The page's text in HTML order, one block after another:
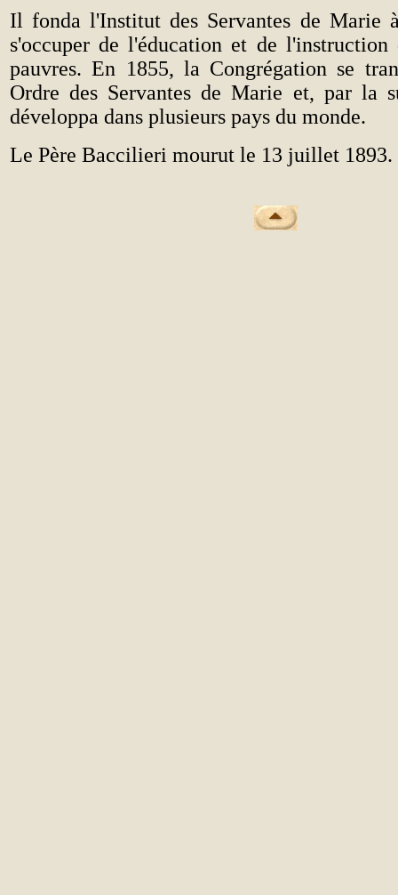
Il fonda l'Institut des Servantes de Marie
s'occuper de l'éducation et de l'instruction
pauvres. En 1855, la Congrégation se
Ordre des Servantes de Marie et, par la
développa dans plusieurs pays du monde.
Le Père Baccilieri mourut le 13 juillet 1893.